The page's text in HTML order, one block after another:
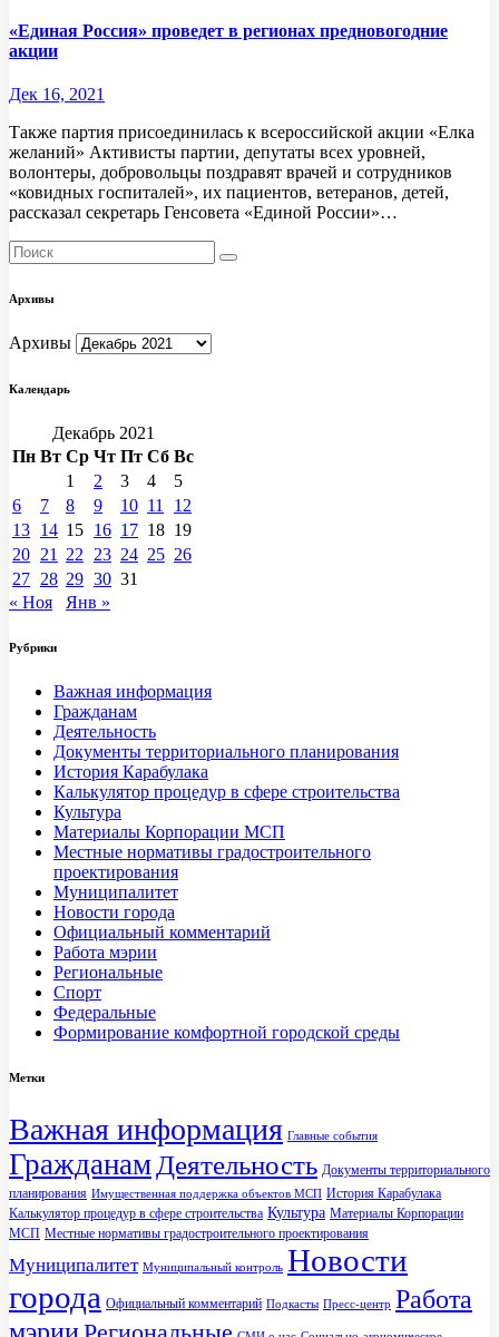
«Единая Россия» проведет в регионах предновогодние
акции
Дек 16, 2021
Также партия присоединилась к всероссийской акции «Елка
желаний» Активисты партии, депутаты всех уровней,
волонтеры, добровольцы поздравят врачей и сотрудников
«ковидных госпиталей», их пациентов, ветеранов, детей,
рассказал секретарь Генсовета «Единой России»…
Архивы
Архивы
Календарь
Декабрь 2021
Пн Вт Ср Чт Пт Сб Вс
1
2 3 4
5
6
7 8 9 10 11
12
13 14 15 16 17 18 19
20 21 22 23 24 25 26
27 28 29 30 31
« Ноя
Янв »
Рубрики
Важная информация
Гражданам
Деятельность
Документы территориального планирования
История Карабулака
Калькулятор процедур в сфере строительства
Культура
Материалы Корпорации МСП
Местные нормативы градостроительного
проектирования
Муниципалитет
Новости города
Официальный комментарий
Работа мэрии
Региональные
Спорт
Федеральные
Формирование комфортной городской среды
Метки
Важная информация Главные события
Гражданам Деятельность Документы территориального
планирования Имущественная поддержка объектов МСП История Карабулака
Калькулятор процедур в сфере строительства Культура Материалы Корпорации
МСП Местные нормативы градостроительного проектирования
Муниципалитет Муниципальный контроль Новости
города Официальный комментарий Подкасты Пресс-центр Работа
мэрии